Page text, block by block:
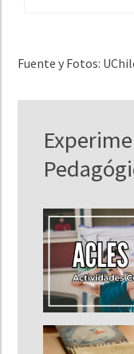
Fuente y Fotos: